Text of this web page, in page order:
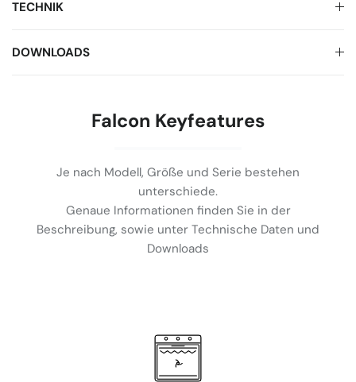
TECHNIK
DOWNLOADS
Falcon Keyfeatures
Je nach Modell, Größe und Serie bestehen
unterschiede.
Genaue Informationen finden Sie in der
Beschreibung, sowie unter Technische Daten und
Downloads